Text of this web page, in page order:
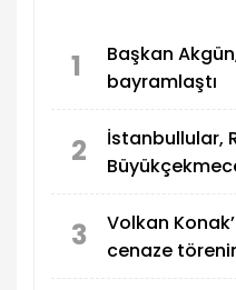
1
Başkan
bayramlaştı
2
İstanbullular,
3
Volkan
cenaze